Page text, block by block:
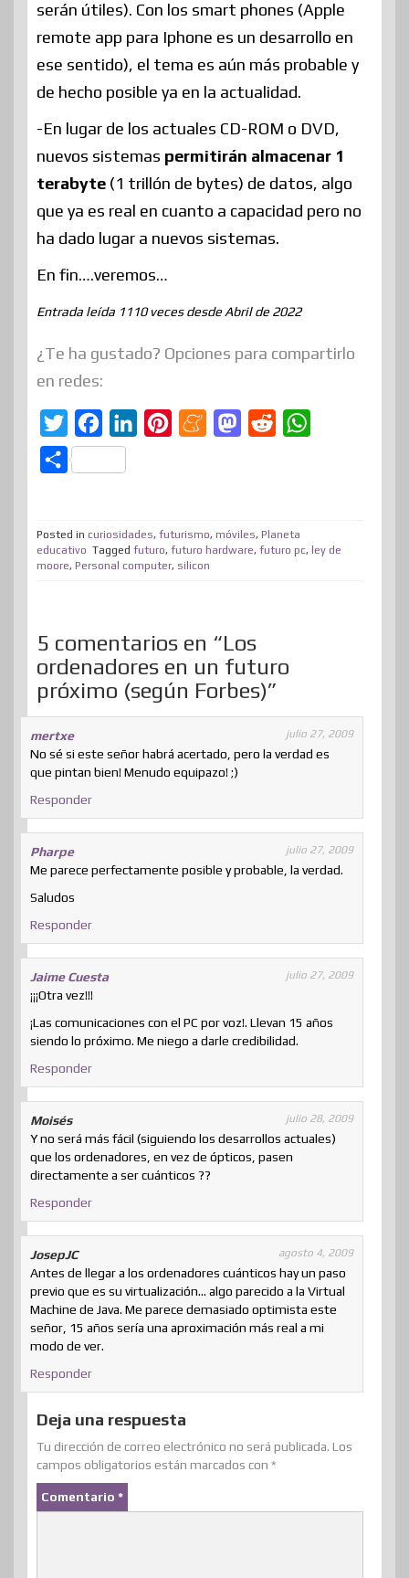
serán útiles). Con los smart phones (Apple
remote app para Iphone es un desarrollo en
ese sentido), el tema es aún más probable y
de hecho posible ya en la actualidad.
-En lugar de los actuales CD-ROM o DVD,
nuevos sistemas permitirán almacenar 1
terabyte (1 trillón de bytes) de datos, algo
que ya es real en cuanto a capacidad pero no
ha dado lugar a nuevos sistemas.
En fin….veremos…
Entrada leída 1110 veces desde Abril de 2022
¿Te ha gustado? Opciones para compartirlo
en redes:
w
t
e
a
c
b
o
e
d
e
r
t
M
a
m
M
o
d
i
t
A
C
p
a
i
r
Posted in curiosidades, futurismo, móviles, Planeta
educativo Tagged futuro, futuro hardware, futuro pc, ley de
moore, Personal computer, silicon
5 comentarios en “Los
ordenadores en un futuro
próximo (según Forbes)”
mertxe julio 27, 2009
No sé si este señor habrá acertado, pero la verdad es
que pintan bien! Menudo equipazo! ;)
Responder
Pharpe julio 27, 2009
Me parece perfectamente posible y probable, la verdad.
Saludos
Responder
Jaime Cuesta julio 27, 2009
¡¡¡Otra vez!!!
¡Las comunicaciones con el PC por voz!. Llevan 15 años
siendo lo próximo. Me niego a darle credibilidad.
Responder
Moisés julio 28, 2009
Y no será más fácil (siguiendo los desarrollos actuales)
que los ordenadores, en vez de ópticos, pasen
directamente a ser cuánticos ??
Responder
JosepJC agosto 4, 2009
Antes de llegar a los ordenadores cuánticos hay un paso
previo que es su virtualización… algo parecido a la Virtual
Machine de Java. Me parece demasiado optimista este
señor, 15 años sería una aproximación más real a mi
modo de ver.
Responder
Deja una respuesta
Tu dirección de correo electrónico no será publicada. Los
campos obligatorios están marcados con *
Comentario *